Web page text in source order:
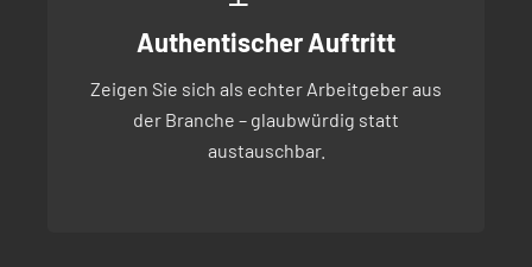
Authentischer Auftritt
Zeigen Sie sich als echter Arbeitgeber aus
der Branche – glaubwürdig statt
austauschbar.